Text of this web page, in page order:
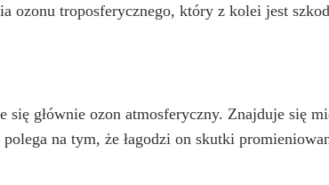
ozonu troposferycznego, który z kolei jest
głównie ozon atmosferyczny. Znajduje się
na tym, że łagodzi on skutki